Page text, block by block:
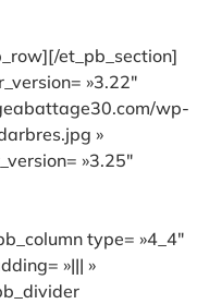
et_pb_section]
»3.22″
wp-
»
»3.25″
type= »4_4″
»||| »